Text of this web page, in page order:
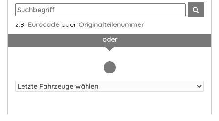
z.B. Eurocode oder Originalteilenummer
oder